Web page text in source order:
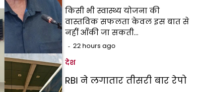
किसी भी स्वास्थ्य योजना की
वास्तविक सफलता केवल इस बात से
नहीं आँकी जा सकती…
22 hours ago
देश
RBI ने लगातार तीसरी बार रेपो